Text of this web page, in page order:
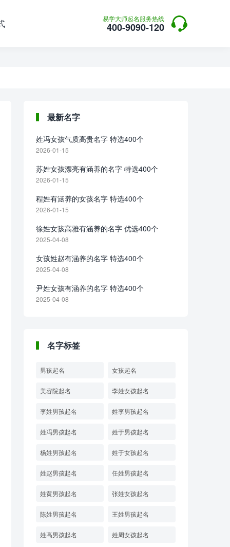
易学大师起名服务热线
400-9090-120 
最新名字
姓冯女孩气质高贵名字 特选400个
2026-01-15
苏姓女孩漂亮有涵养的名字 特选400个
2026-01-15
程姓有涵养的女孩名字 特选400个
2026-01-15
徐姓女孩高雅有涵养的名字 优选400个
2025-04-08
女孩姓赵有涵养的名字 特选400个
2025-04-08
尹姓女孩有涵养的名字 特选400个
2025-04-08
名字标签
男孩起名 女孩起名
美容院起名 李姓女孩起名
李姓男孩起名 姓李男孩起名
姓冯男孩起名 姓于男孩起名
杨姓男孩起名 姓于女孩起名
姓赵男孩起名 任姓男孩起名
姓黄男孩起名 张姓女孩起名
陈姓男孩起名 王姓男孩起名
姓高男孩起名 姓周女孩起名